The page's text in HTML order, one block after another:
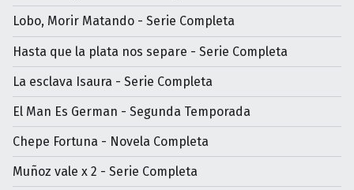
Lobo, Morir Matando - Serie Completa
Hasta que la plata nos separe - Serie Completa
La esclava Isaura - Serie Completa
El Man Es German - Segunda Temporada
Chepe Fortuna - Novela Completa
Muñoz vale x 2 - Serie Completa